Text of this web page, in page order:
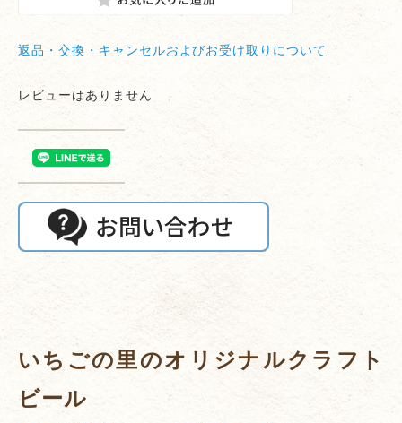
返品・交換・キャンセルおよびお受け取りについて
レビューはありません
いちごの里のオリジナルクラフト
ビール